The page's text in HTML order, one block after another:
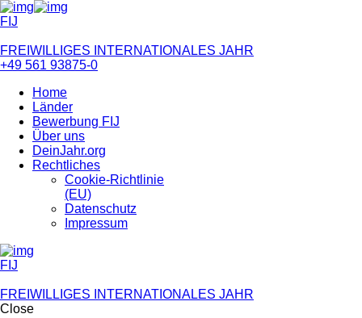
FIJ
FREIWILLIGES INTERNATIONALES JAHR
+49 561 93875-0
Home
Länder
Bewerbung FIJ
Über uns
DeinJahr.org
Rechtliches
Cookie-Richtlinie
(EU)
Datenschutz
Impressum
FIJ
FREIWILLIGES INTERNATIONALES JAHR
Close